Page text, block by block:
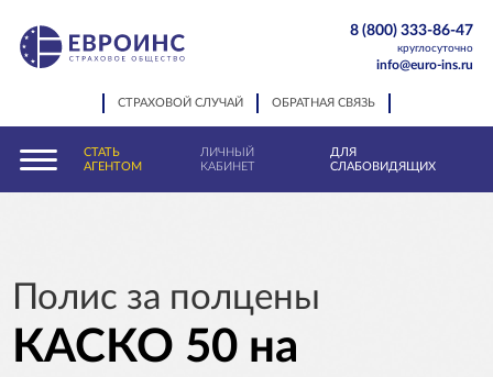
СТРАХОВОЙ СЛУЧАЙ ОБРАТНАЯ СВЯЗЬ
8 (800) 333-86-47
круглосуточно
info@euro-ins.ru
СТАТЬ
АГЕНТОМ
ЛИЧНЫЙ
КАБИНЕТ
ДЛЯ
СЛАБОВИДЯЩИХ
Полис за полцены
КАСКО 50 на